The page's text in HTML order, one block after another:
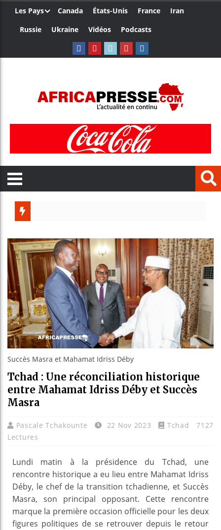
Les Pays Canada États-Unis France
Iran
Russie
Ukraine Vidéos Podcasts
Côte
Tunisie
Ceuta :
Succès Masra et Mahamat Idriss Déby
Tchad : Une réconciliation historique
entre Mahamat Idriss Déby et Succès
Masra
Pascale Tchakounte 22 Nov 2023 Tchad
7127
Lectures
Lundi matin à la présidence du Tchad, une
rencontre historique a eu lieu entre Mahamat Idriss
Déby, le chef de la transition tchadienne, et Succès
Masra, son principal opposant. Cette rencontre
marque la première occasion officielle pour les deux
figures politiques de se retrouver depuis le retour